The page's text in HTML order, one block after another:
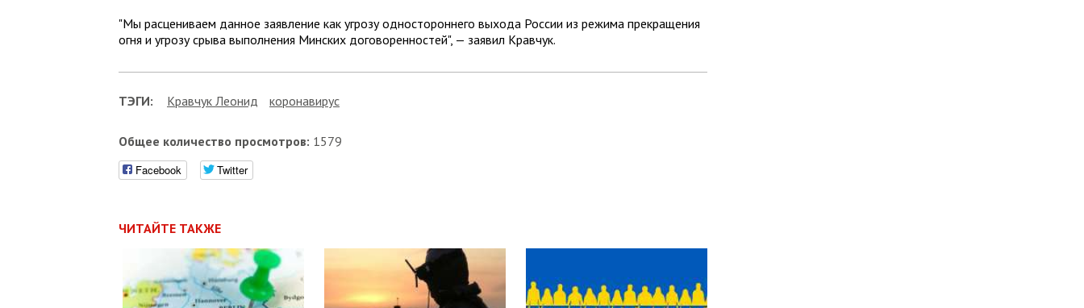
"Мы расцениваем данное заявление как угрозу одностороннего выхода России из режима прекращения
огня и угрозу срыва выполнения Минских договоренностей", — заявил Кравчук.
ТЭГИ: Кравчук Леонид коронавирус
Общее количество просмотров: 1579
Facebook Twitter
ЧИТАЙТЕ ТАКЖЕ